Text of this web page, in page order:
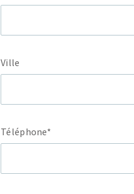
Ville
Téléphone*